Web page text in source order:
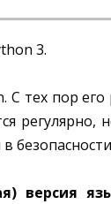
3.
С тех пор
версия